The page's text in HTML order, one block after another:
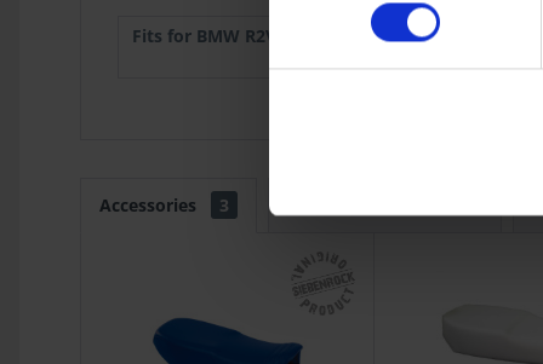
Fits for BMW R2V: R 65GS
Accessories 3